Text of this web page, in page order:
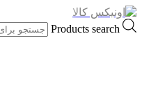
Products search